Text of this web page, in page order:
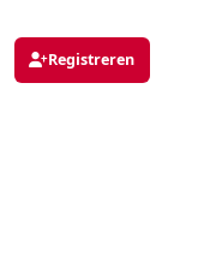
Registreren